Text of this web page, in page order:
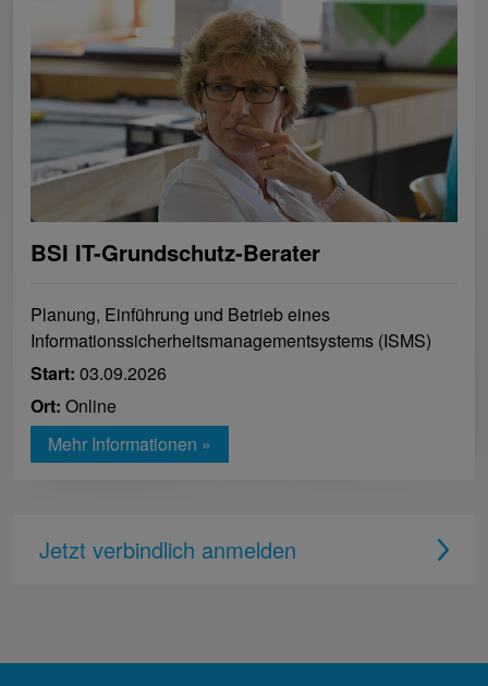
BSI IT-Grundschutz-Berater
Planung, Einführung und Betrieb eines
Informationssicherheitsmanagementsystems (ISMS)
Start: 03.09.2026
Ort: Online
Mehr Informationen »
Jetzt verbindlich anmelden